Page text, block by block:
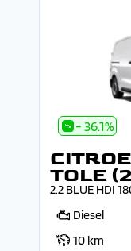
- 36.1%
TOLE
2.2 BLUE HDI
Diesel
10 km